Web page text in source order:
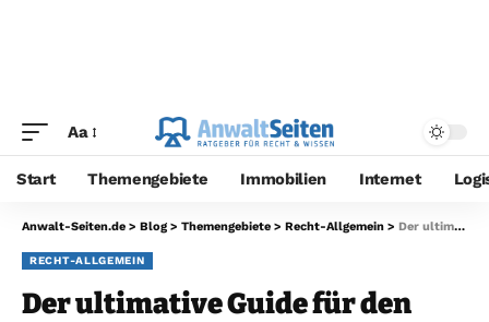
Aa
Start Themengebiete Immobilien Internet
Anwalt-Seiten.de > Blog > Themengebiete > Recht-Allgemein > Der ultimative Guide für den Mangal-Grill: Perfektes Schaschlik wie vom Meister
RECHT-ALLGEMEIN
Der ultimative Guide für den